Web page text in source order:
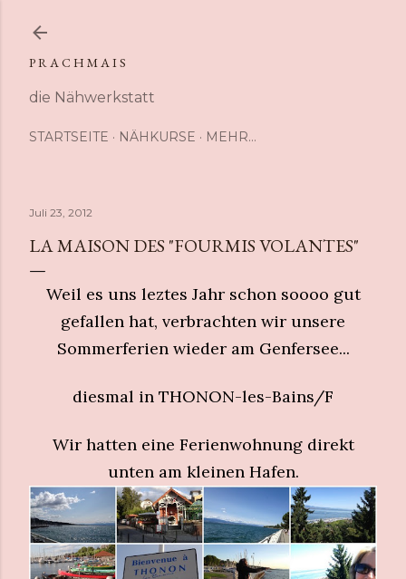
P R A C H M A I S
die Nähwerkstatt
STARTSEITE NÄHKURSE MEHR…
Juli 23, 2012
LA MAISON DES "FOURMIS VOLANTES"
Weil es uns leztes Jahr schon soooo gut
gefallen hat, verbrachten wir unsere
Sommerferien wieder am Genfersee...
diesmal in THONON-les-Bains/F
Wir hatten eine Ferienwohnung direkt
unten am kleinen Hafen.